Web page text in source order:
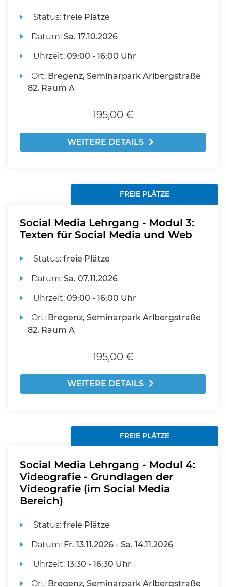
Status:freie Plätze
Datum:Sa. 17.10.2026
Uhrzeit:09:00 - 16:00 Uhr
Ort: Bregenz, Seminarpark Arlbergstraße
82, Raum A
195,00 €
WEITERE DETAILS
FREIE PLÄTZE
Social Media Lehrgang - Modul 3:
Texten für Social Media und Web
Status:freie Plätze
Datum:Sa. 07.11.2026
Uhrzeit:09:00 - 16:00 Uhr
Ort: Bregenz, Seminarpark Arlbergstraße
82, Raum A
195,00 €
WEITERE DETAILS
FREIE PLÄTZE
Social Media Lehrgang - Modul 4:
Videografie - Grundlagen der
Videografie (im Social Media
Bereich)
Status:freie Plätze
Datum: Fr. 13.11.2026 -Sa. 14.11.2026
Uhrzeit:13:30 - 16:30 Uhr
Ort: Bregenz, Seminarpark Arlbergstraße